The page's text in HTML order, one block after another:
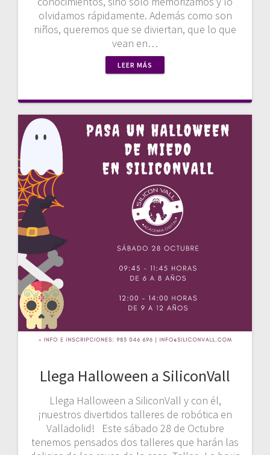
olvidamos rápidamente. Además como son
niños, queremos que se diviertan, que lo que
vean en…
LEER MÁS
Llega Halloween a SiliconVall
Llega Halloween a SiliconVall y con él,
¡nuestros divertidos talleres de robótica en
Valladolid! Este sábado 28 de Octubre
tenemos pensados dos talleres que harán las